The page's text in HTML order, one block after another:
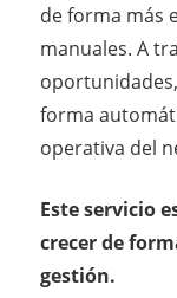
de forma más
manuales. A
forma
operativa del
Este servicio
crecer de
gestión.